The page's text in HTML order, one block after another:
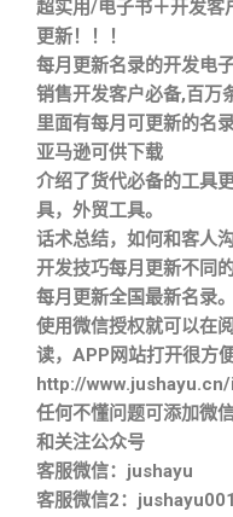
超实用/电子书＋开发客
更新！！！
每月更新名录的开发电
销售开发客户必备,百万
里面有每月可更新的名
亚马逊可供下载
介绍了货代必备的工具
具，外贸工具。
话术总结，如何和客人
开发技巧每月更新不同
每月更新全国最新名录。
使用微信授权就可以在
读，APP网站打开很方
http://
任何不懂问题可添加微
和关注公众号
客服微信：jushayu
客服微信2：jushayu001